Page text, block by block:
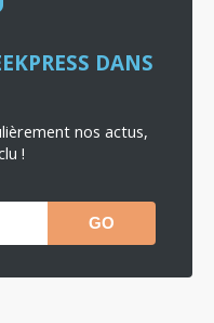
DANS
nos actus,
!